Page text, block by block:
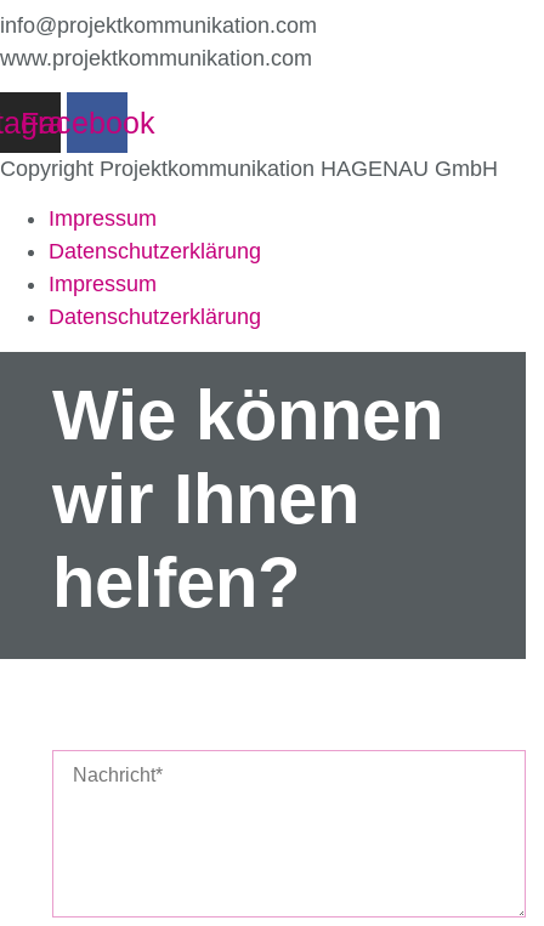
info@projektkommunikation.com
www.projektkommunikation.com
Facebook
Copyright Projektkommunikation HAGENAU GmbH
Impressum
Datenschutz­erklärung
Impressum
Datenschutz­erklärung
Wie können
wir Ihnen
helfen?